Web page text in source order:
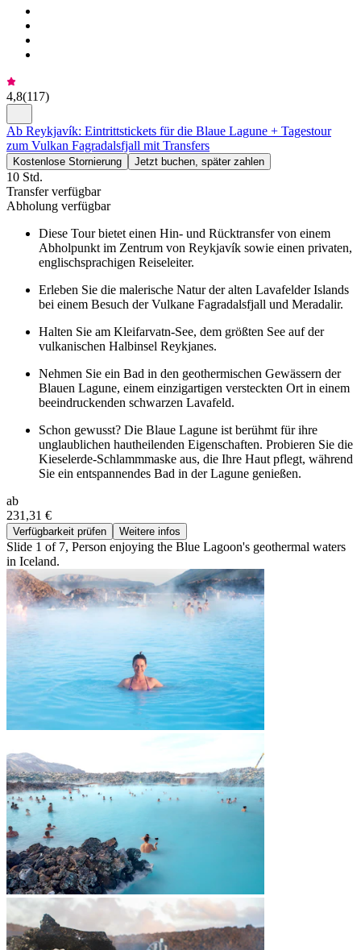
4,8(117)
Ab Reykjavík: Eintrittstickets für die Blaue Lagune + Tagestour
zum Vulkan Fagradalsfjall mit Transfers
Kostenlose Stornierung Jetzt buchen, später zahlen
10 Std.
Transfer verfügbar
Abholung verfügbar
Diese Tour bietet einen Hin- und Rücktransfer von einem
Abholpunkt im Zentrum von Reykjavík sowie einen privaten,
englischsprachigen Reiseleiter.
Erleben Sie die malerische Natur der alten Lavafelder Islands
bei einem Besuch der Vulkane Fagradalsfjall und Meradalir.
Halten Sie am Kleifarvatn-See, dem größten See auf der
vulkanischen Halbinsel Reykjanes.
Nehmen Sie ein Bad in den geothermischen Gewässern der
Blauen Lagune, einem einzigartigen versteckten Ort in einem
beeindruckenden schwarzen Lavafeld.
Schon gewusst? Die Blaue Lagune ist berühmt für ihre
unglaublichen hautheilenden Eigenschaften. Probieren Sie die
Kieselerde-Schlammmaske aus, die Ihre Haut pflegt, während
Sie ein entspannendes Bad in der Lagune genießen.
ab
231,31 €
Verfügbarkeit prüfen Weitere infos
Slide 1 of 7, Person enjoying the Blue Lagoon's geothermal waters
in Iceland.